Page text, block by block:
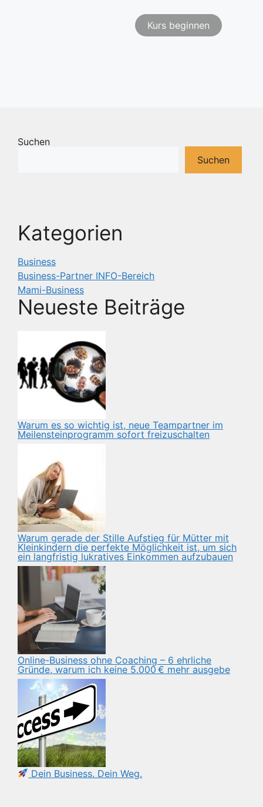
Kurs beginnen
Suchen
Suchen
Kategorien
Business
Business-Partner INFO-Bereich
Mami-Business
Neueste Beiträge
Warum es so wichtig ist, neue Teampartner im
Meilensteinprogramm sofort freizuschalten
Warum gerade der Stille Aufstieg für Mütter mit
Kleinkindern die perfekte Möglichkeit ist, um sich
ein langfristig lukratives Einkommen aufzubauen
Online-Business ohne Coaching – 6 ehrliche
Gründe, warum ich keine 5.000 € mehr ausgebe
Dein Business. Dein Weg.